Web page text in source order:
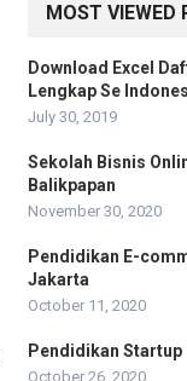
r
MOST VIEWED
Download Excel
Lengkap Se
July 30, 2019
Sekolah Bisnis
Balikpapan
November 30, 2020
Pendidikan E-
Jakarta
October 11, 2020
Pendidikan
October 26, 2020